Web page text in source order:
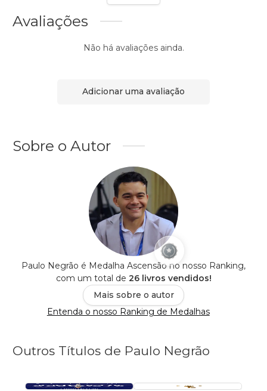
Avaliações
Não há avaliações ainda.
Adicionar uma avaliação
Sobre o Autor
Paulo Negrão é Medalha Ascensão no nosso Ranking,
com um total de 26 livros vendidos!
Mais sobre o autor
Entenda o nosso Ranking de Medalhas
Outros Títulos de Paulo Negrão